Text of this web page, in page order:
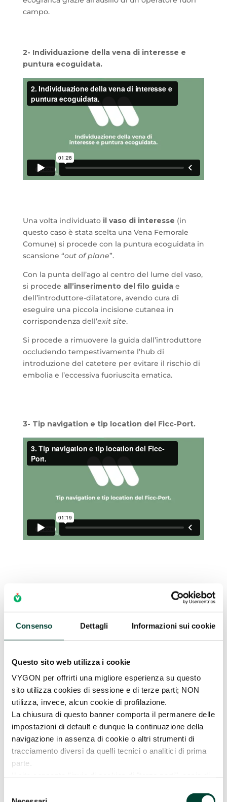
Consenso Dettagli Informazioni sui cookie
Questo sito web utilizza i cookie
VYGON per offrirti una migliore esperienza su questo
sito utilizza cookies di sessione e di terze parti; NON
utilizza, invece, alcun cookie di profilazione.
La chiusura di questo banner comporta il permanere delle
impostazioni di default e dunque la continuazione della
navigazione in assenza di cookie o altri strumenti di
tracciamento diversi da quelli tecnici o analitici di prima
parte.
sta visitando. La prosecuzione della navigazione,
campo.
2- Individuazione della vena di interesse e
puntura ecoguidata.
Una volta individuato il vaso di interesse (in
questo caso è stata scelta una Vena Femorale
Comune) si procede con la puntura ecoguidata in
scansione “out of plane”.
Con la punta dell’ago al centro del lume del vaso,
si procede all’inserimento del filo guidae
dell’introduttore-dilatatore, avendo cura di
eseguire una piccola incisione cutanea in
corrispondenza dell’exit site.
Si procede a rimuovere la guida dall’introduttore
occludendo tempestivamente l’hub di
introduzione del catetere per evitare il rischio di
embolia e l’eccessiva fuoriuscita ematica.
3- Tip navigation e tip location del Ficc-Port.
posizionamento del FICC Port avvengono tramite
la metodica dell’ECG intracavitario ; questa
tecnica è di semplice esecuzione e consente di
Questa metodica, infatti, risulta particolarmente
vantaggiosa poiché eseguita da un unico
operatore, evita il ricorso alla radiologia post
procedurale ed è applicabile a tutti i pazienti.
In dettaglio, dopo aver collegato la derivazione
ECG al catetere, si procede alla sua inserzione e
alla fase di tip navigation.
La corretta interpretazione dell’ECG